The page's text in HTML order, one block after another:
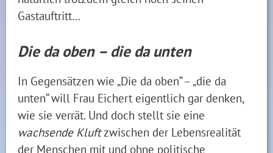
Gastauftritt…
Die da oben – die da unten
In Gegensätzen wie „Die da oben“ – „die da
unten“ will Frau Eichert eigentlich gar denken,
wie sie verrät. Und doch stellt sie eine
wachsende Kluftzwischen der Lebensrealität
der Menschen mit und ohne politische